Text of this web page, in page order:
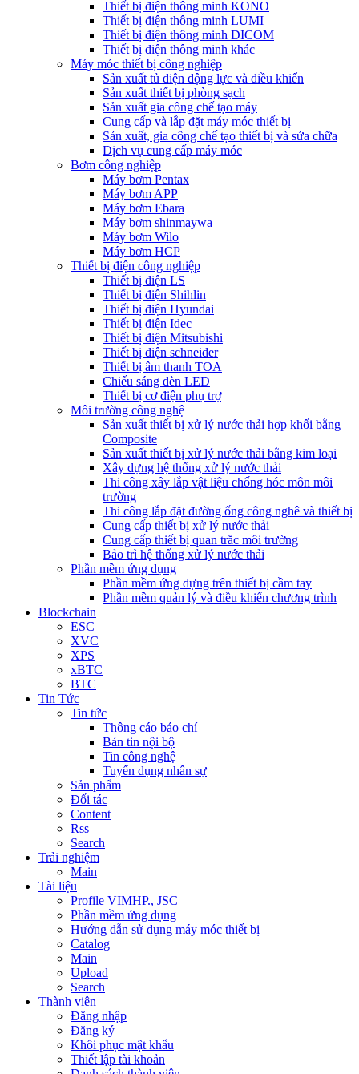
Thiết bị điện thông minh KONO
Thiết bị điện thông minh LUMI
Thiết bị điện thông minh DICOM
Thiết bị điện thông minh khác
Máy móc thiết bị công nghiệp
Sản xuất tủ điện động lực và điều khiển
Sản xuất thiết bị phòng sạch
Sản xuất gia công chế tạo máy
Cung cấp và lắp đặt máy móc thiết bị
Sản xuất, gia công chế tạo thiết bị và sửa chữa
Dịch vụ cung cấp máy móc
Bơm công nghiệp
Máy bơm Pentax
Máy bơm APP
Máy bơm Ebara
Máy bơm shinmaywa
Máy bơm Wilo
Máy bơm HCP
Thiết bị điện công nghiệp
Thiết bị điện LS
Thiết bị điện Shihlin
Thiết bị điện Hyundai
Thiết bị điện Idec
Thiết bị điện Mitsubishi
Thiết bị điện schneider
Thiết bị âm thanh TOA
Chiếu sáng đèn LED
Thiết bị cơ điện phụ trợ
Môi trường công nghệ
Sản xuất thiết bị xử lý nước thải hợp khối bằng
Composite
Sản xuất thiết bị xử lý nước thải bằng kim loại
Xây dựng hệ thống xử lý nước thải
Thi công xây lắp vật liệu chống hóc môn môi
trường
Thi công lắp đặt đường ống công nghê và thiết bị
Cung cấp thiết bị xử lý nước thải
Cung cấp thiết bị quan trăc môi trường
Bảo trì hệ thống xử lý nước thải
Phần mềm ứng dụng
Phần mềm ứng dựng trên thiết bị cầm tay
Phần mềm quản lý và điều khiển chương trình
Blockchain
ESC
XVC
XPS
xBTC
BTC
Tin Tức
Tin tức
Thông cáo báo chí
Bản tin nội bộ
Tin công nghệ
Tuyển dụng nhân sự
Sản phẩm
Đối tác
Content
Rss
Search
Trải nghiệm
Main
Tài liệu
Profile VIMHP., JSC
Phần mềm ứng dụng
Hướng dẫn sử dụng máy móc thiết bị
Catalog
Main
Upload
Search
Thành viên
Đăng nhập
Đăng ký
Khôi phục mật khẩu
Thiết lập tài khoản